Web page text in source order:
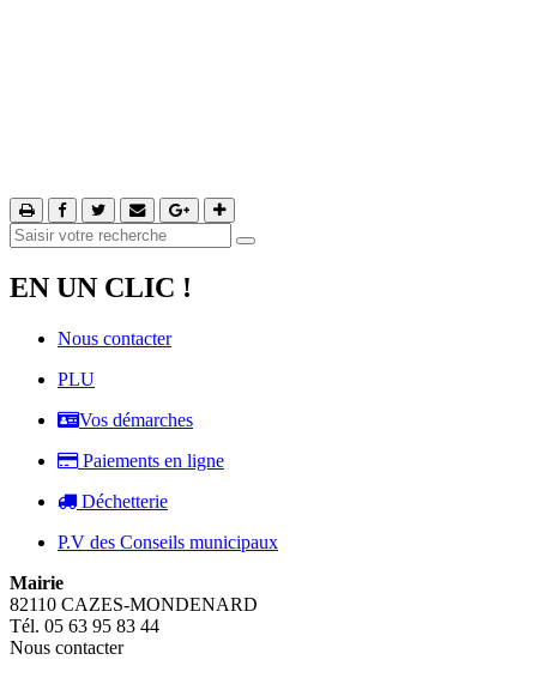
EN UN CLIC !
Nous contacter
PLU
Vos démarches
Paiements en ligne
Déchetterie
P.V des Conseils municipaux
Mairie
82110 CAZES-MONDENARD
Tél. 05 63 95 83 44
Nous contacter